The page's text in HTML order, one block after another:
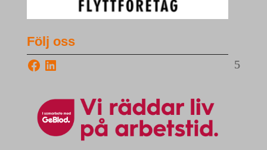
Följ oss
FacebookLinkedIn